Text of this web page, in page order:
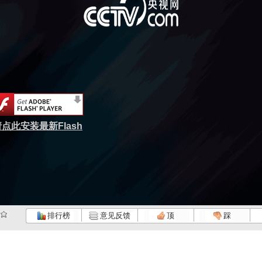
点此安装最新Flash
排行榜 意见反馈 顶 踩